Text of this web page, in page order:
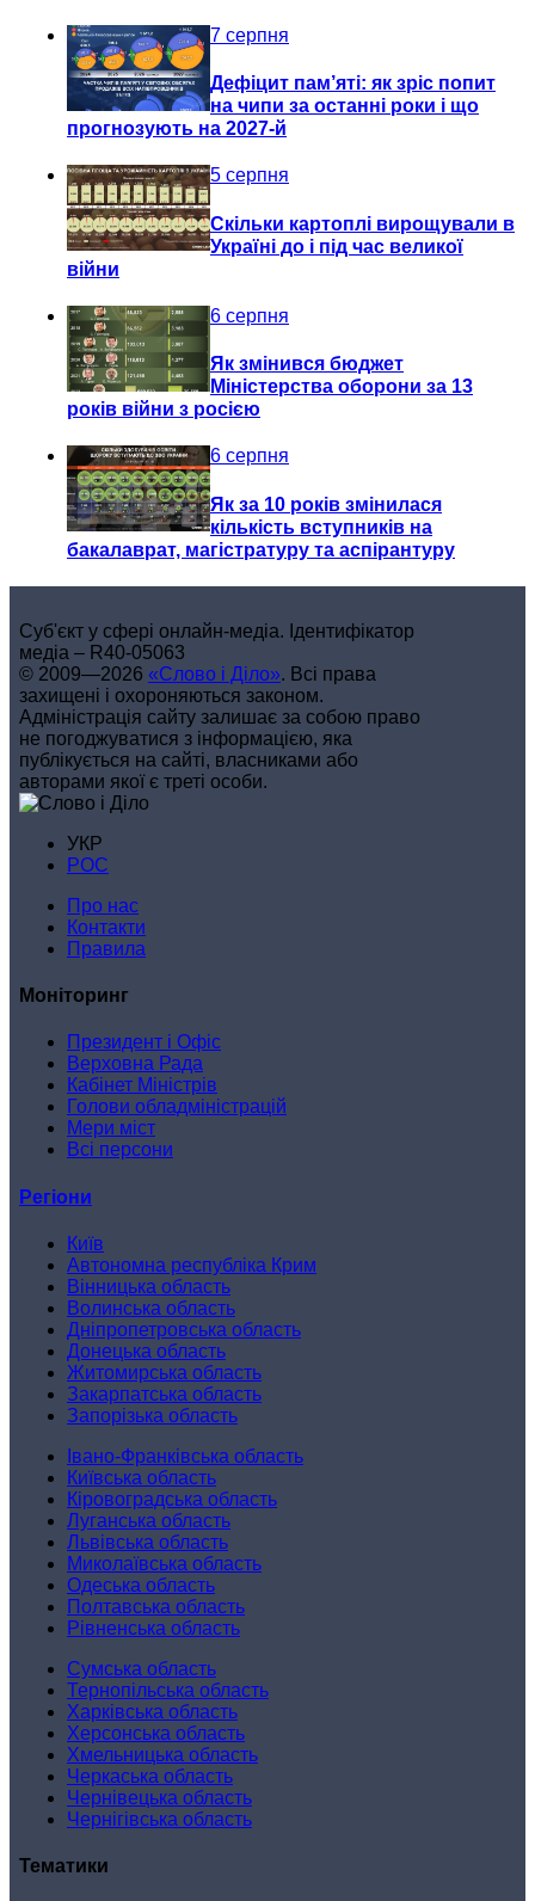
7 серпня
Дефіцит пам’яті: як зріс попит
на чипи за останні роки і що
прогнозують на 2027-й
5 серпня
Скільки картоплі вирощували в
Україні до і під час великої
війни
6 серпня
Як змінився бюджет
Міністерства оборони за 13
років війни з росією
6 серпня
Як за 10 років змінилася
кількість вступників на
бакалаврат, магістратуру та аспірантуру
Cуб'єкт у сфері онлайн-медіа. Ідентифікатор
медіа – R40-05063
© 2009—2026 «Слово і Діло». Всі права
захищені і охороняються законом.
Адміністрація сайту залишає за собою право
не погоджуватися з інформацією, яка
публікується на сайті, власниками або
авторами якої є треті особи.
УКР
РОС
Про нас
Контакти
Правила
Моніторинг
Президент і Офіс
Верховна Рада
Кабінет Міністрів
Голови обладміністрацій
Мери міст
Всі персони
Регіони
Київ
Автономна республіка Крим
Вінницька область
Волинська область
Дніпропетровська область
Донецька область
Житомирська область
Закарпатська область
Запорізька область
Івано-Франківська область
Київська область
Кіровоградська область
Луганська область
Львівська область
Миколаївська область
Одеська область
Полтавська область
Рівненська область
Сумська область
Тернопільська область
Харківська область
Херсонська область
Хмельницька область
Черкаська область
Чернівецька область
Чернігівська область
Тематики